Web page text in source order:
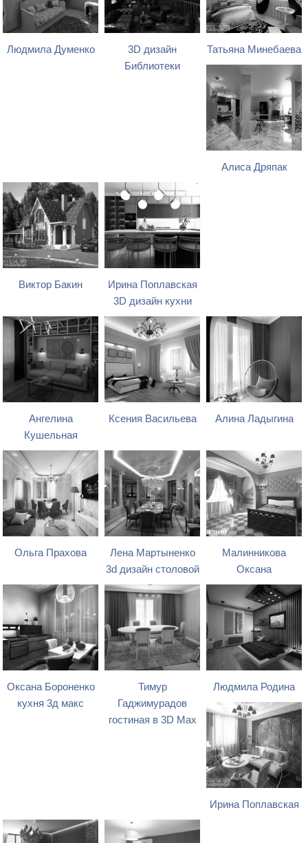
Людмила Думенко
3D дизайн
Библиотеки
Татьяна Минебаева
Алиса Дряпак
Виктор Бакин
Ирина Поплавская
3D дизайн кухни
Ангелина
Кушельная
Ксения Васильева Алина Ладыгина
Ольга Прахова
Лена Мартыненко
3d дизайн столовой
Малинникова
Оксана
Оксана Бороненко
кухня 3д макс
Тимур
Гаджимурадов
гостиная в 3D Max
Людмила Родина
Ирина Поплавская